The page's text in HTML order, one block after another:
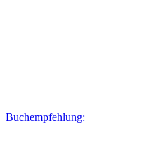
Buchempfehlung: